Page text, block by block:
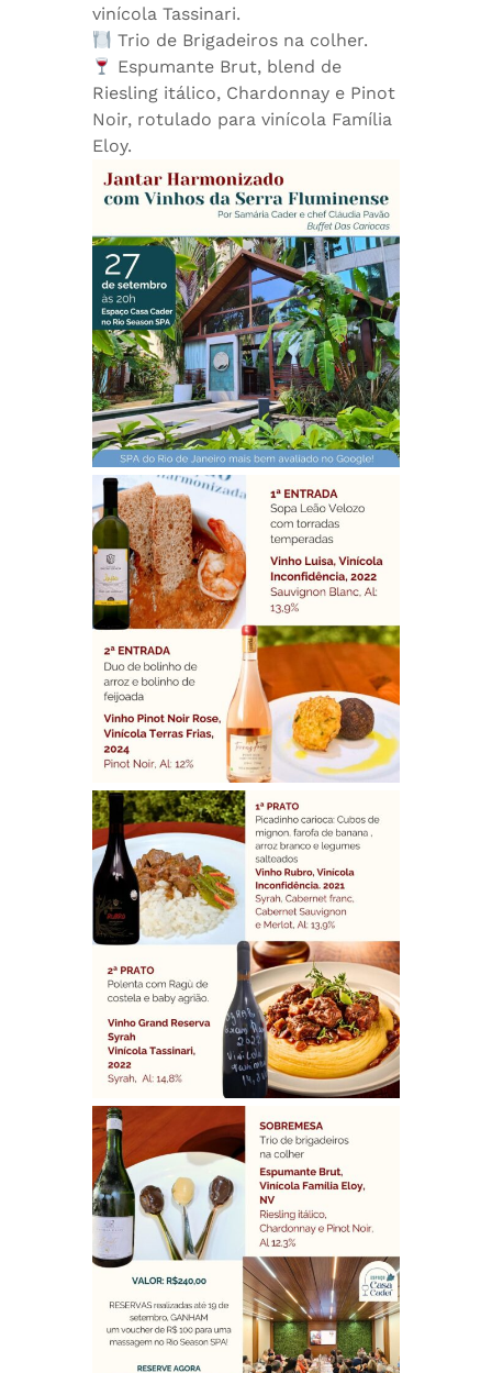
vinícola Tassinari.
Trio de Brigadeiros na colher.
Espumante Brut, blend de
Riesling itálico, Chardonnay e Pinot
Noir, rotulado para vinícola Família
Eloy.